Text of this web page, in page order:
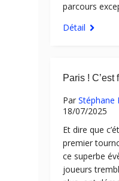
parcours
Détail
Paris ! C’est
Par Stéphane
18/07/2025
Et dire que
premier
ce superbe
joueurs